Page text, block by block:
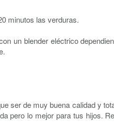
minutos las verduras.
un blender eléctrico
ser de muy buena calidad y
pero lo mejor para tus hijos.